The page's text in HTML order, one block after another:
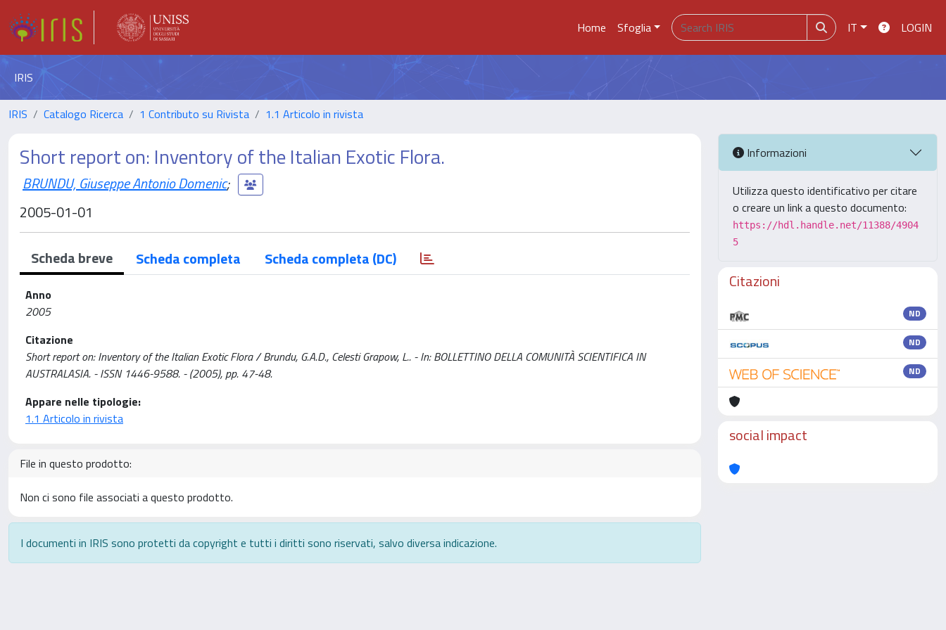
Home Sfoglia IT LOGIN
IRIS
IRIS Catalogo Ricerca 1 Contributo su Rivista 1.1 Articolo in rivista
Short report on: Inventory of the Italian Exotic Flora.
BRUNDU, Giuseppe Antonio Domenic;
2005-01-01
Scheda breve Scheda completa Scheda completa (DC)
Anno
2005
Citazione
Short report on: Inventory of the Italian Exotic Flora / Brundu, G.A.D., Celesti Grapow, L.. - In: BOLLETTINO DELLA COMUNITÀ SCIENTIFICA IN
AUSTRALASIA. - ISSN 1446-9588. - (2005), pp. 47-48.
Appare nelle tipologie:
1.1 Articolo in rivista
File in questo prodotto:
Non ci sono file associati a questo prodotto.
I documenti in IRIS sono protetti da copyright e tutti i diritti sono riservati, salvo diversa indicazione.
Informazioni
Utilizza questo identificativo per citare
o creare un link a questo documento:
https://hdl.handle.net/11388/4904
5
Citazioni
ND
ND
ND
social impact